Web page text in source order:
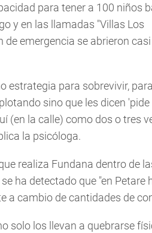
para tener a 100 niños
y en las llamadas "Villas Los
emergencia se abrieron
estrategia para sobrevivir,
sino que les dicen
(en la calle) como dos o tres
la psicóloga.
realiza Fundana dentro de
ha detectado que "en Petare
a cambio de cantidades de
solo los llevan a quebrarse